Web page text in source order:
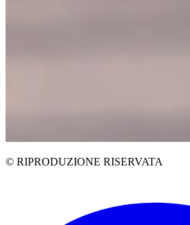
© RIPRODUZIONE RISERVATA